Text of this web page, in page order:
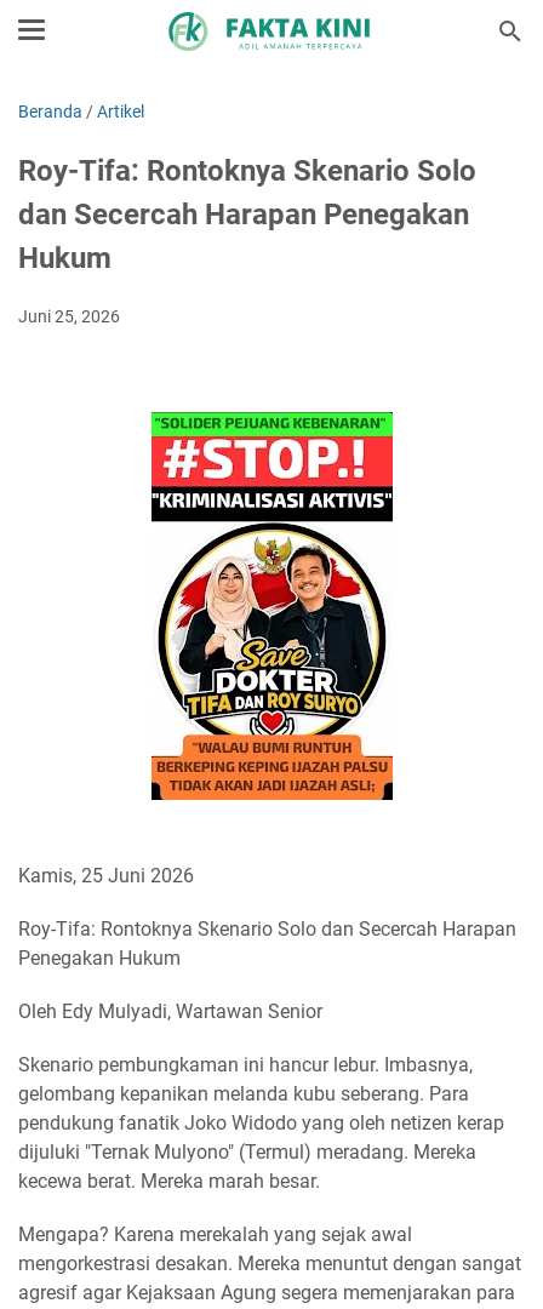
Beranda /Artikel
Roy-Tifa: Rontoknya Skenario Solo
dan Secercah Harapan Penegakan
Hukum
Juni 25, 2026
Kamis, 25 Juni 2026
Roy-Tifa: Rontoknya Skenario Solo dan Secercah Harapan
Penegakan Hukum
Oleh Edy Mulyadi, Wartawan Senior
​Skenario pembungkaman ini hancur lebur. Imbasnya,
gelombang kepanikan melanda kubu seberang. Para
pendukung fanatik Joko Widodo yang oleh netizen kerap
dijuluki "Ternak Mulyono" (Termul) meradang. Mereka
kecewa berat. Mereka marah besar.
​Mengapa? Karena merekalah yang sejak awal
mengorkestrasi desakan. Mereka menuntut dengan sangat
agresif agar Kejaksaan Agung segera memenjarakan para